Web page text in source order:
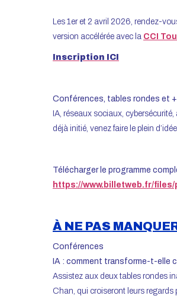
Les 1er et 2 avril 2026, rendez-
version accélérée avec la CCI
Inscription ICI
Conférences, tables rondes et
IA, réseaux sociaux,
déjà initié, venez faire le plein
Télécharger le programme
https://www.billetweb.fr/
À NE PAS
Conférences
IA : comment transforme-t-elle
Assistez aux deux tables rondes
Chan, qui croiseront leurs regards